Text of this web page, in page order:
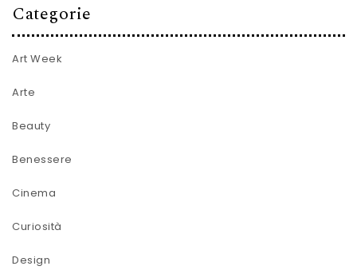
Categorie
Art Week
Arte
Beauty
Benessere
Cinema
Curiosità
Design